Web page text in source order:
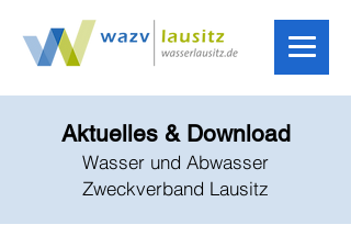
Aktuelles & Download
Wasser und Abwasser
Zweckverband Lausitz